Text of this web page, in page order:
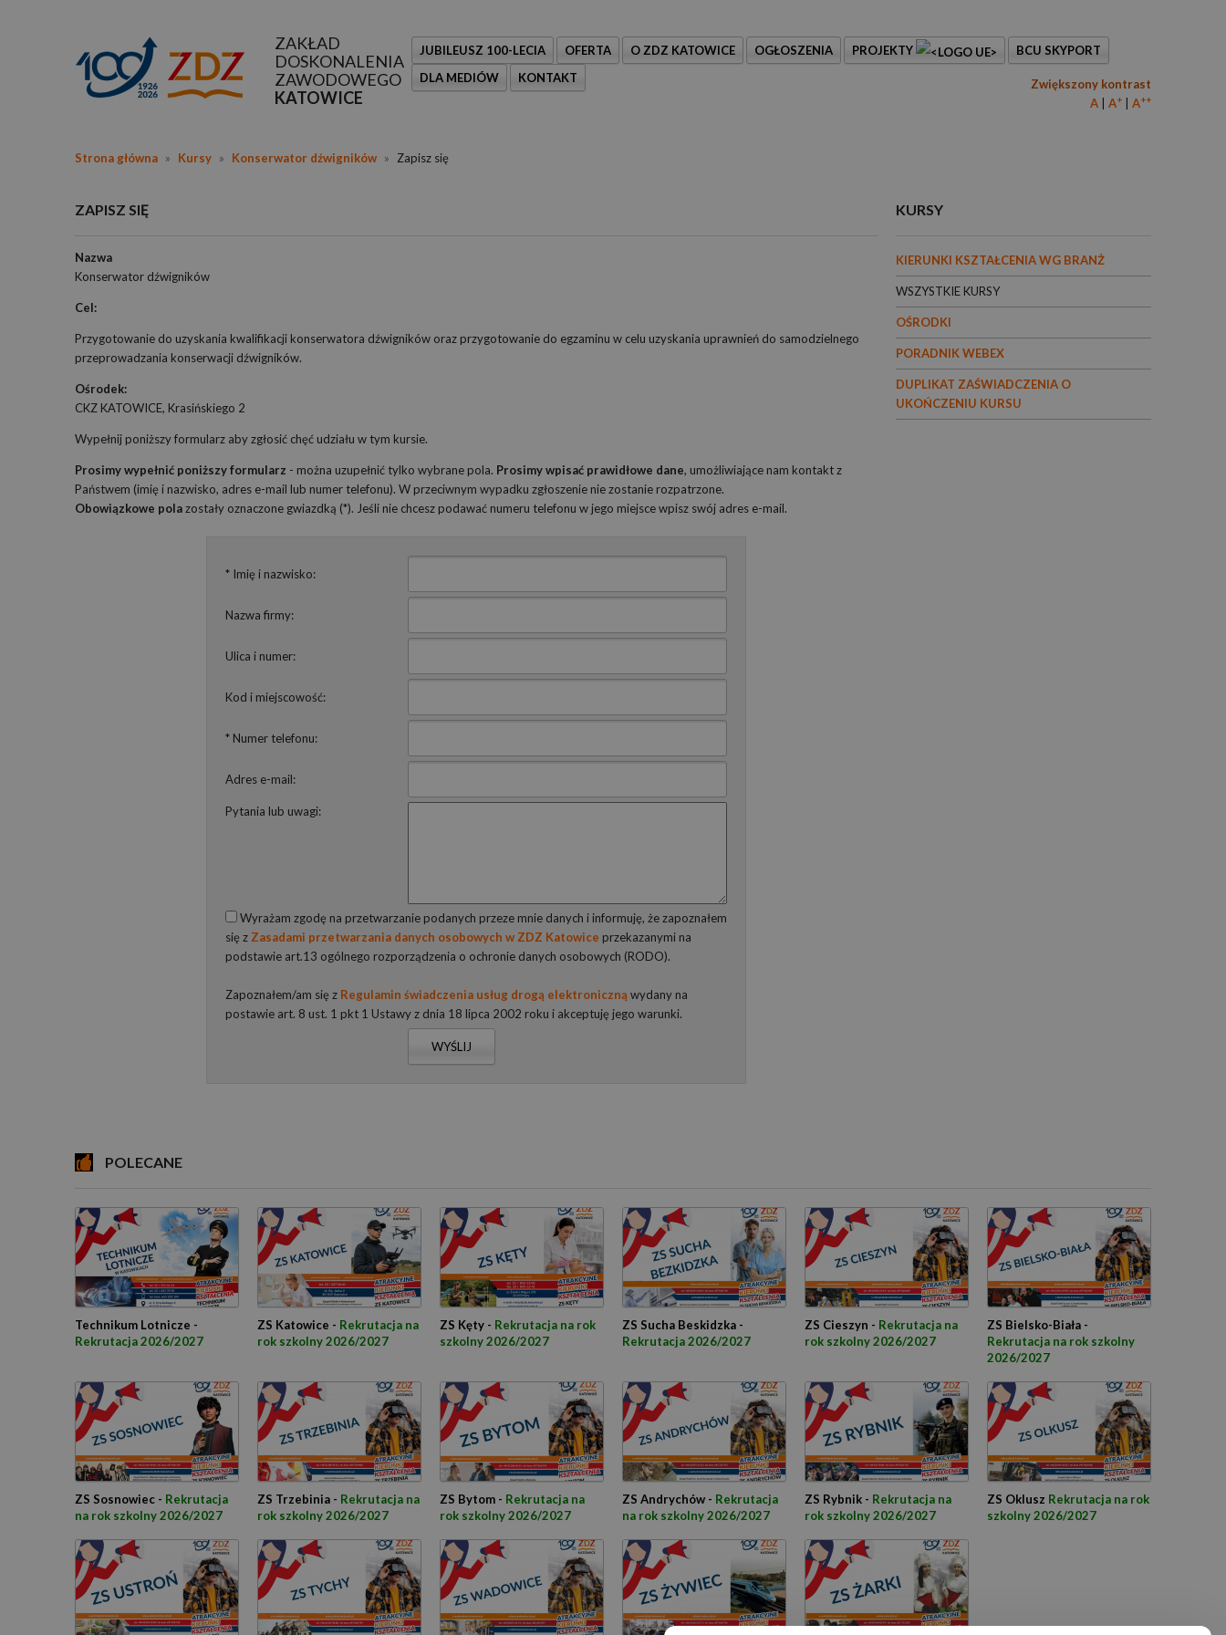
ZAKŁAD
DOSKONALENIA
ZAWODOWEGO
KATOWICE
JUBILEUSZ 100-LECIA OFERTA O ZDZ KATOWICE OGŁOSZENIA PROJEKTY
BCU SKYPORT
DLA MEDIÓW
KONTAKT
Zwiększony kontrast
A
A+ A++
Strona główna » Kursy » Konserwator dźwigników » Zapisz się
ZAPISZ SIĘ
Nazwa
Konserwator dźwigników
Cel:
Przygotowanie do uzyskania kwalifikacji konserwatora dźwigników oraz przygotowanie do egzaminu w celu uzyskania uprawnień do samodzielnego
przeprowadzania konserwacji dźwigników.
Ośrodek:
CKZ KATOWICE, Krasińskiego 2
Wypełnij poniższy formularz aby zgłosić chęć udziału w tym kursie.
Prosimy wypełnić poniższy formularz - można uzupełnić tylko wybrane pola. Prosimy wpisać prawidłowe dane, umożliwiające nam kontakt z
Państwem (imię i nazwisko, adres e-mail lub numer telefonu). W przeciwnym wypadku zgłoszenie nie zostanie rozpatrzone.
Obowiązkowe polazostały oznaczone gwiazdką (*). Jeśli nie chcesz podawać numeru telefonu w jego miejsce wpisz swój adres e-mail.
* Imię i nazwisko:
Nazwa firmy:
Ulica i numer:
Kod i miejscowość:
* Numer telefonu:
Adres e-mail:
Pytania lub uwagi:
Wyrażam zgodę na przetwarzanie podanych przeze mnie danych i informuję, że zapoznałem
się z Zasadami przetwarzania danych osobowych w ZDZ Katowice przekazanymi na
podstawie art.13 ogólnego rozporządzenia o ochronie danych osobowych (RODO).
Zapoznałem/am się z Regulamin świadczenia usług drogą elektroniczną wydany na
postawie art. 8 ust. 1 pkt 1 Ustawy z dnia 18 lipca 2002 roku i akceptuję jego warunki.
WYŚLIJ
KURSY
KIERUNKI KSZTAŁCENIA WG BRANŻ
WSZYSTKIE KURSY
OŚRODKI
PORADNIK WEBEX
DUPLIKAT ZAŚWIADCZENIA O
UKOŃCZENIU KURSU
POLECANE
Technikum Lotnicze -
Rekrutacja 2026/2027
ZS Katowice - Rekrutacja na
rok szkolny 2026/2027
ZS Kęty - Rekrutacja na rok
szkolny 2026/2027
ZS Sucha Beskidzka -
Rekrutacja 2026/2027
ZS Cieszyn - Rekrutacja na
rok szkolny 2026/2027
ZS Bielsko-Biała -
Rekrutacja na rok szkolny
2026/2027
ZS Sosnowiec - Rekrutacja
na rok szkolny 2026/2027
ZS Trzebinia - Rekrutacja na
rok szkolny 2026/2027
ZS Bytom - Rekrutacja na
rok szkolny 2026/2027
ZS Andrychów - Rekrutacja
na rok szkolny 2026/2027
ZS Rybnik - Rekrutacja na
rok szkolny 2026/2027
ZS Oklusz Rekrutacja na rok
szkolny 2026/2027